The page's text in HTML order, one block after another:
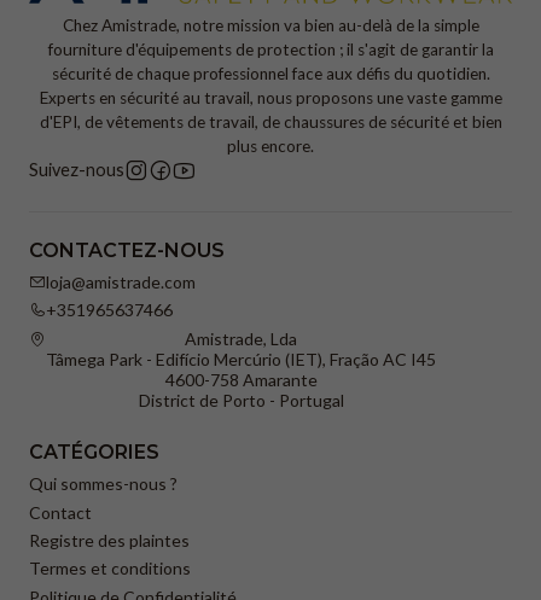
Chez Amistrade, notre mission va bien au-delà de la simple
fourniture d'équipements de protection ; il s'agit de garantir la
sécurité de chaque professionnel face aux défis du quotidien.
Experts en sécurité au travail, nous proposons une vaste gamme
d'EPI, de vêtements de travail, de chaussures de sécurité et bien
plus encore.
Suivez-nous
CONTACTEZ-NOUS
loja@amistrade.com
+351965637466
Amistrade, Lda
Tâmega Park - Edifício Mercúrio (IET), Fração AC I45
4600-758 Amarante
District de Porto - Portugal
CATÉGORIES
Qui sommes-nous ?
Contact
Registre des plaintes
Termes et conditions